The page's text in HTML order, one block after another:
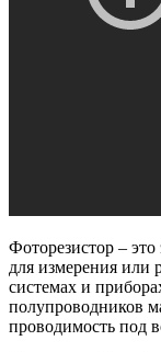
Фоторезистор – это
для измерения или
системах и
полупроводников
проводимость под